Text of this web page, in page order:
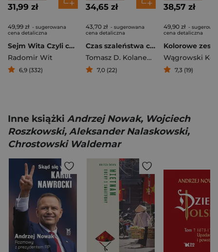
31,99 zł
49,99 zł - sugerowana
cena detaliczna
Sejm Wita Czyli czego nie mówią wam politycy?
Radomir Wit
6,9 (332)
34,65 zł
43,70 zł - sugerowana
cena detaliczna
Czas szaleństwa czy czas wiary?
Tomasz D. Kolanek
Paweł Lisicki
7,0 (22)
38,57 zł
49,90 zł -
cena detaliczna
Wągrowski
7,3 (19)
Inne książki Andrzej Nowak, Wojciech
Roszkowski, Aleksander Nalaskowski,
Chrostowski Waldemar